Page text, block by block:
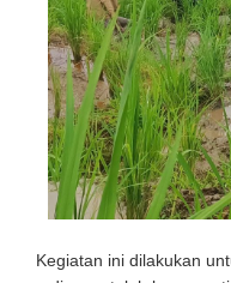
Kegiatan ini dilakukan